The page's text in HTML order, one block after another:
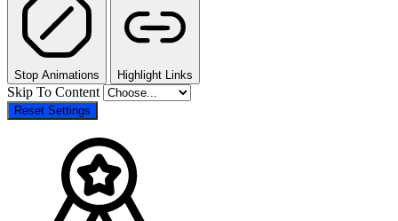
Stop Animations Highlight Links
Skip To Content
Reset Settings